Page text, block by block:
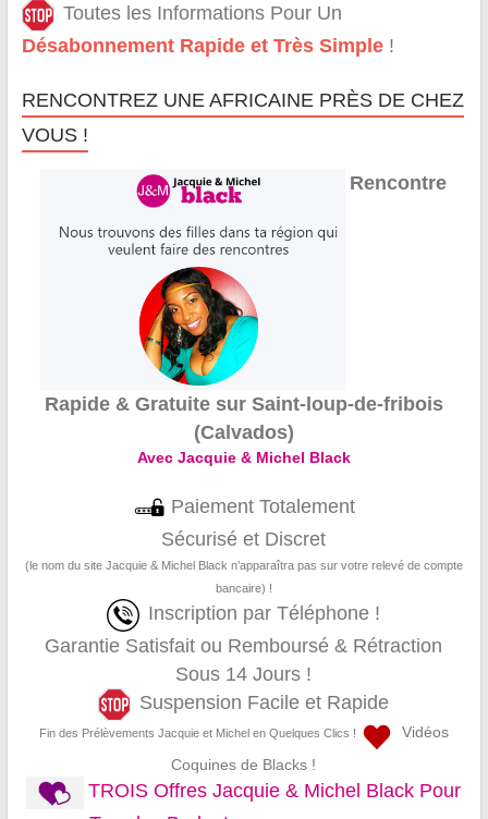
Toutes les Informations Pour Un
Désabonnement Rapide et Très Simple!
RENCONTREZ UNE AFRICAINE PRÈS DE CHEZ
VOUS !
Rencontre
Rapide & Gratuite sur Saint-loup-de-fribois
(Calvados)
Avec Jacquie & Michel Black
Paiement Totalement
Sécurisé et Discret
(le nom du site Jacquie & Michel Black n’apparaîtra pas sur votre relevé de compte
bancaire) !
Inscription par Téléphone !
Garantie Satisfait ou Remboursé & Rétraction
Sous 14 Jours !
Suspension Facile et Rapide
Fin des Prélèvements Jacquie et Michel en Quelques Clics !
Vidéos
Coquines de Blacks !
TROIS Offres Jacquie & Michel Black Pour